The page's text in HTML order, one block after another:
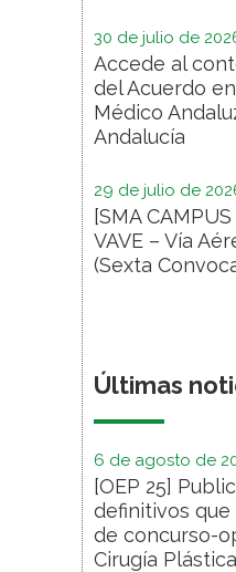
30 de julio de
Accede al
del Acuerdo
Médico
Andalucía
29 de julio de
[SMA
VAVE – Vía
(Sexta
Últimas
6 de agosto de
[OEP 25]
definitivos
de concurso-
Cirugía